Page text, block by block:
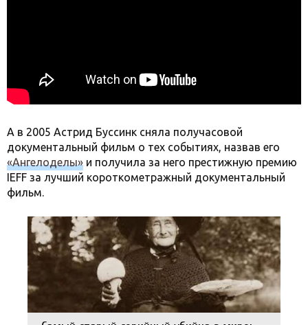
А в 2005 Астрид Буссинк сняла получасовой
документальный фильм о тех событиях, назвав его
«Ангелоделы» и получила за него престижную премию
IEFF за лучший короткометражный документальный
фильм.